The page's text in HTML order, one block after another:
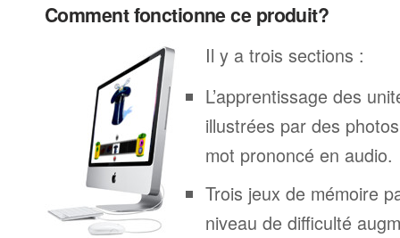
Comment fonctionne ce produit?
Il y a trois sections :
L’apprentissage des
illustrées par des
mot prononcé en audio.
Trois jeux de mémoire
niveau de difficulté